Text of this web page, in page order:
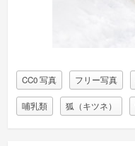
CC0 写真 フリー写真
哺乳類 狐（キツネ）